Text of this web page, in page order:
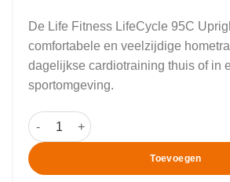
De Life Fitness LifeCycle 95C
comfortabele en veelzijdige
dagelijkse cardiotraining thuis of in
sportomgeving.
Life Fitness - LifeCycle 95C - Upright
Toevoegen